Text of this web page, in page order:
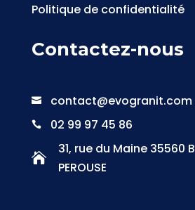
Politique de confidentialité
Contactez-nous
 contact@evogranit.com
 02 99 97 45 86

31, rue du Maine 35560
PEROUSE